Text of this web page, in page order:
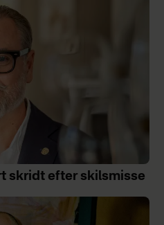
skridt efter skilsmisse